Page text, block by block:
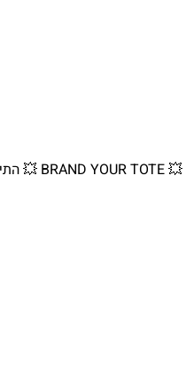
💥 BRAND YOUR TOTE 💥 התיק שהופך את המיתוג שלכם לבמה